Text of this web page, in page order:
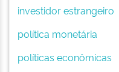
investidor estrangeiro
política monetária
políticas econômicas